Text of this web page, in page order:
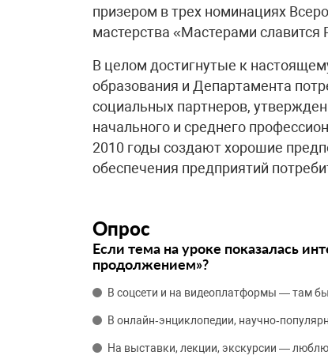
призером в трех номинациях
мастерства «Мастерами славится
В целом достигнутые к
образования и Департамента
социальных партнеров,
начального и среднего
2010 годы создают хорошие
обеспечения предприятий
Опрос
Если тема на уроке показалась
продолжением»?
В соцсети и на видеоплатформы — там
В онлайн‑энциклопедии,
На выставки, лекции, экскурсии —